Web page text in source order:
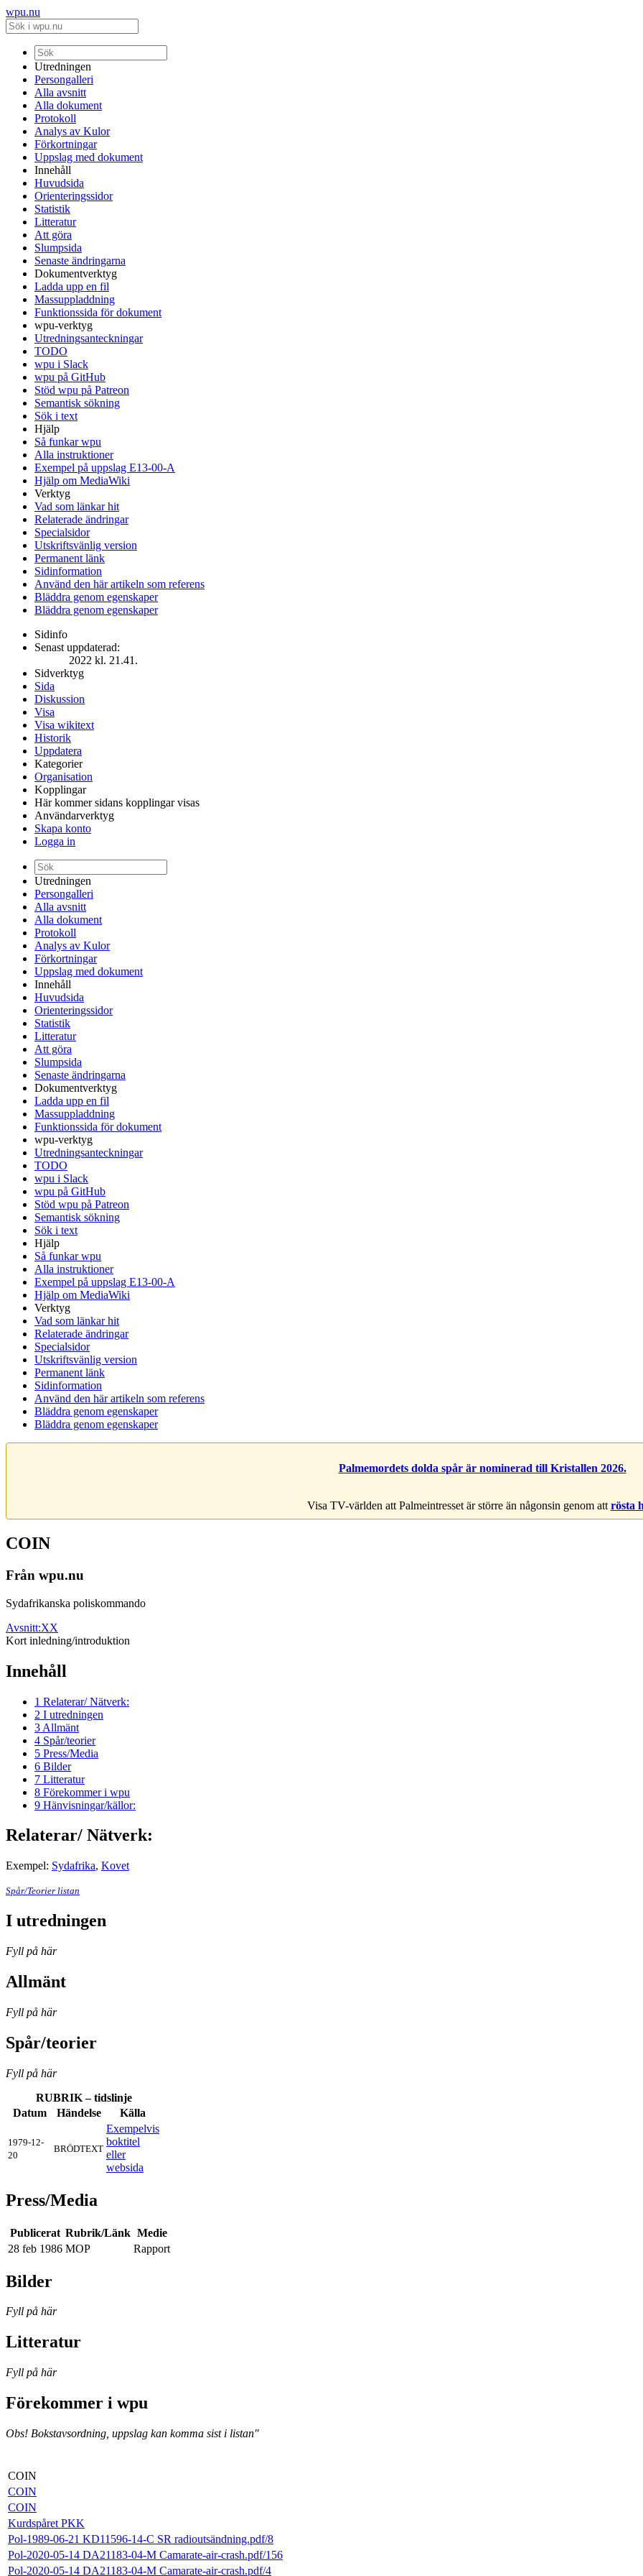
wpu.nu
Utredningen
Persongalleri
Alla avsnitt
Alla dokument
Protokoll
Analys av Kulor
Förkortningar
Uppslag med dokument
Innehåll
Huvudsida
Orienteringssidor
Statistik
Litteratur
Att göra
Slumpsida
Senaste ändringarna
Dokumentverktyg
Ladda upp en fil
Massuppladdning
Funktionssida för dokument
wpu-verktyg
Utredningsanteckningar
TODO
wpu i Slack
wpu på GitHub
Stöd wpu på Patreon
Semantisk sökning
Sök i text
Hjälp
Så funkar wpu
Alla instruktioner
Exempel på uppslag E13-00-A
Hjälp om MediaWiki
Verktyg
Vad som länkar hit
Relaterade ändringar
Specialsidor
Utskriftsvänlig version
Permanent länk
Sidinformation
Använd den här artikeln som referens
Bläddra genom egenskaper
Bläddra genom egenskaper
Sidinfo
Senast uppdaterad:
2022 kl. 21.41.
Sidverktyg
Sida
Diskussion
Visa
Visa wikitext
Historik
Uppdatera
Kategorier
Organisation
Kopplingar
Här kommer sidans kopplingar visas
Användarverktyg
Skapa konto
Logga in
Utredningen
Persongalleri
Alla avsnitt
Alla dokument
Protokoll
Analys av Kulor
Förkortningar
Uppslag med dokument
Innehåll
Huvudsida
Orienteringssidor
Statistik
Litteratur
Att göra
Slumpsida
Senaste ändringarna
Dokumentverktyg
Ladda upp en fil
Massuppladdning
Funktionssida för dokument
wpu-verktyg
Utredningsanteckningar
TODO
wpu i Slack
wpu på GitHub
Stöd wpu på Patreon
Semantisk sökning
Sök i text
Hjälp
Så funkar wpu
Alla instruktioner
Exempel på uppslag E13-00-A
Hjälp om MediaWiki
Verktyg
Vad som länkar hit
Relaterade ändringar
Specialsidor
Utskriftsvänlig version
Permanent länk
Sidinformation
Använd den här artikeln som referens
Bläddra genom egenskaper
Bläddra genom egenskaper
Palmemordets dolda spår är nominerad till Kristallen 2026.
Visa TV-världen att Palmeintresset är större än någonsin genom att rösta
COIN
Från wpu.nu
Sydafrikanska poliskommando
Avsnitt:XX
Kort inledning/introduktion
Innehåll
1 Relaterar/ Nätverk:
2 I utredningen
3 Allmänt
4 Spår/teorier
5 Press/Media
6 Bilder
7 Litteratur
8 Förekommer i wpu
9 Hänvisningar/källor:
Relaterar/ Nätverk:
Exempel: Sydafrika, Kovet
Spår/Teorier listan
I utredningen
Fyll på här
Allmänt
Fyll på här
Spår/teorier
Fyll på här
RUBRIK – tidslinje
Datum
Händelse Källa
1979-12-
20
BRÖDTEXT
Exempelvis
boktitel
eller
websida
Press/Media
Publicerat Rubrik/Länk Medie
28 feb 1986 MOP Rapport
Bilder
Fyll på här
Litteratur
Fyll på här
Förekommer i wpu
Obs! Bokstavsordning, uppslag kan komma sist i listan"
COIN
COIN
COIN
Kurdspåret PKK
Pol-1989-06-21 KD11596-14-C SR radioutsändning.pdf/8
Pol-2020-05-14 DA21183-04-M Camarate-air-crash.pdf/156
Pol-2020-05-14 DA21183-04-M Camarate-air-crash.pdf/4